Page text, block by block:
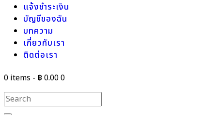
แจ้งชำระเงิน
บัญชีของฉัน
บทความ
เกี่ยวกับเรา
ติดต่อเรา
0 items - ฿ 0.000